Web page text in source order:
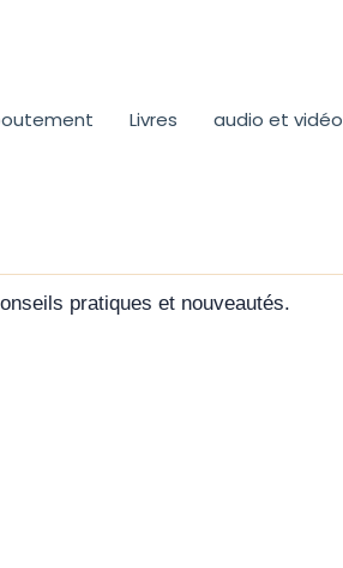
Livres audio et vidéo
pratiques et nouveautés.